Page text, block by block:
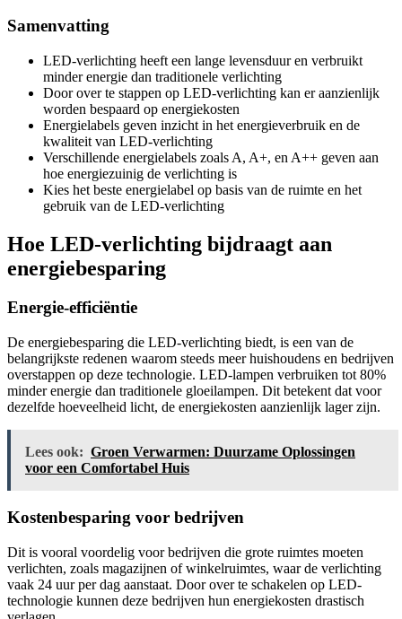
Samenvatting
LED-verlichting heeft een lange levensduur en verbruikt
minder energie dan traditionele verlichting
Door over te stappen op LED-verlichting kan er aanzienlijk
worden bespaard op energiekosten
Energielabels geven inzicht in het energieverbruik en de
kwaliteit van LED-verlichting
Verschillende energielabels zoals A, A+, en A++ geven aan
hoe energiezuinig de verlichting is
Kies het beste energielabel op basis van de ruimte en het
gebruik van de LED-verlichting
Hoe LED-verlichting bijdraagt aan
energiebesparing
Energie-efficiëntie
De energiebesparing die LED-verlichting biedt, is een van de
belangrijkste redenen waarom steeds meer huishoudens en bedrijven
overstappen op deze technologie. LED-lampen verbruiken tot 80%
minder energie dan traditionele gloeilampen. Dit betekent dat voor
dezelfde hoeveelheid licht, de energiekosten aanzienlijk lager zijn.
Lees ook: Groen Verwarmen: Duurzame Oplossingen
voor een Comfortabel Huis
Kostenbesparing voor bedrijven
Dit is vooral voordelig voor bedrijven die grote ruimtes moeten
verlichten, zoals magazijnen of winkelruimtes, waar de verlichting
vaak 24 uur per dag aanstaat. Door over te schakelen op LED-
technologie kunnen deze bedrijven hun energiekosten drastisch